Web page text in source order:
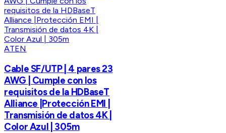
ATEN
Cable SF/UTP | 4 pares 23
AWG | Cumple con los
requisitos de la HDBaseT
Alliance |Protección EMI |
Transmisión de datos 4K |
Color Azul | 305m